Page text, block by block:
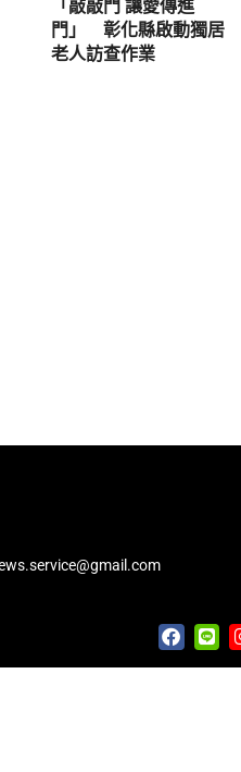
「敲敲門 讓愛傳進
門」 彰化縣啟動獨居
老人訪查作業